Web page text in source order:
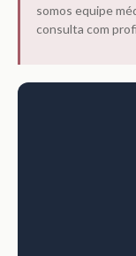
somos equipe
consulta com